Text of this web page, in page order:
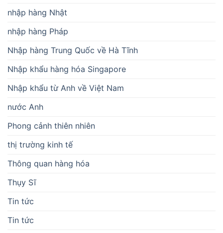
nhập hàng Nhật
nhập hàng Pháp
Nhập hàng Trung Quốc về Hà Tĩnh
Nhập khẩu hàng hóa Singapore
Nhập khẩu từ Anh về Việt Nam
nước Anh
Phong cảnh thiên nhiên
thị trường kinh tế
Thông quan hàng hóa
Thụy Sĩ
Tin tức
Tin tức